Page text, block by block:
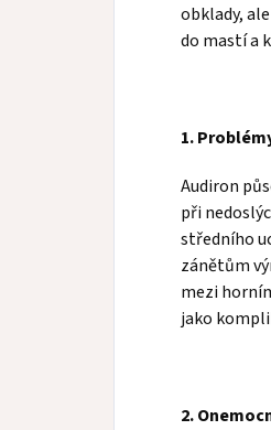
obklady,
do mastí a
1.
Audiron
při
středního
zánětům
mezi
jako
2.